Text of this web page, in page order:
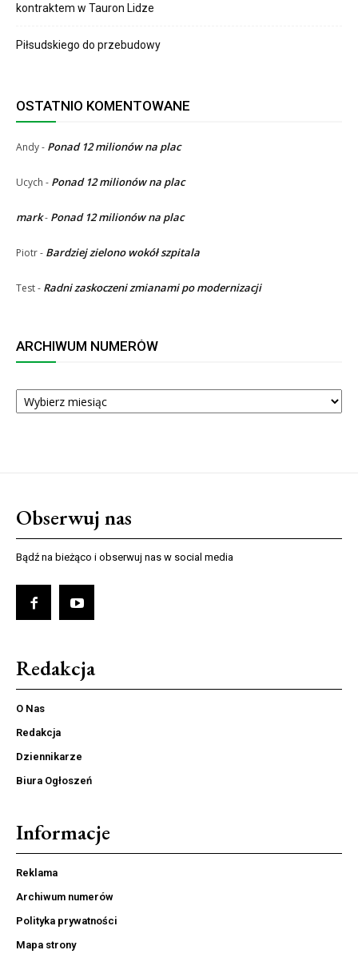
kontraktem w Tauron Lidze
Piłsudskiego do przebudowy
OSTATNIO KOMENTOWANE
Andy- Ponad 12 milionów na plac
Ucych - Ponad 12 milionów na plac
mark- Ponad 12 milionów na plac
Piotr- Bardziej zielono wokół szpitala
Test- Radni zaskoczeni zmianami po modernizacji
ARCHIWUM NUMERÓW
ARCHIWUM
NUMERÓW
Obserwuj nas
Bądź na bieżąco i obserwuj nas w social media
Redakcja
O Nas
Redakcja
Dziennikarze
Biura Ogłoszeń
Informacje
Reklama
Archiwum numerów
Polityka prywatności
Mapa strony